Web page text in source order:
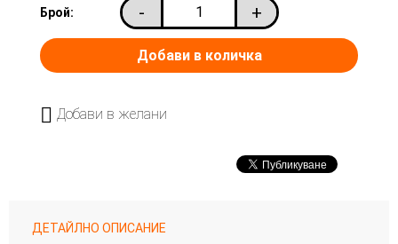
Брой: - +
Добави в желани
ДЕТАЙЛНО ОПИСАНИЕ